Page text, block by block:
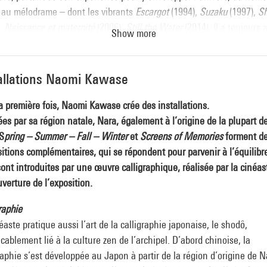
mélodrame – dont les vibrants Escargot(1994), Suzaku(1997),
(2006),
fois unique, d’un projet avec une forme – dont les portraits de
à douze ans d’intervalle,
qu’ils ont créées pour cette exposition et les
de leurs films déploient leurs œuvres respectives, en les
de la correspondance filmée qu’ils ont échangée entre 2008 et
Days
filmée entre Isaki Lacuesta et Naomi Kawase
Show more
Naomi Kawase
première fois, Naomi Kawase crée des installations.
par sa région natale, Nara, également à l’origine de la plupart
pring – Summer – Fall – WinteretScreens of Memoriesforment
complémentaires, qui se répondent pour parvenir à
introduites par une œuvre calligraphique, réalisée par la
de l’exposition.
pratique aussi l’art de la calligraphie japonaise, le shodô,
lié à la culture zen de l’archipel. D’abord chinoise, la
s’est développée au Japon à partir de la région d’origine de